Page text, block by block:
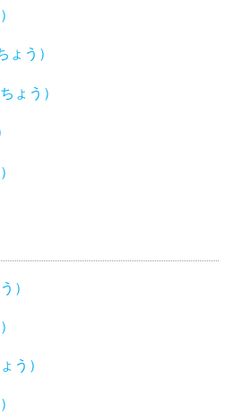
う）
ょう）
）
う）